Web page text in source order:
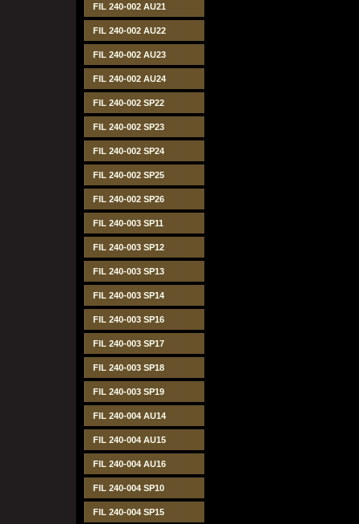
FIL 240-002 AU21
FIL 240-002 AU22
FIL 240-002 AU23
FIL 240-002 AU24
FIL 240-002 SP22
FIL 240-002 SP23
FIL 240-002 SP24
FIL 240-002 SP25
FIL 240-002 SP26
FIL 240-003 SP11
FIL 240-003 SP12
FIL 240-003 SP13
FIL 240-003 SP14
FIL 240-003 SP16
FIL 240-003 SP17
FIL 240-003 SP18
FIL 240-003 SP19
FIL 240-004 AU14
FIL 240-004 AU15
FIL 240-004 AU16
FIL 240-004 SP10
FIL 240-004 SP15